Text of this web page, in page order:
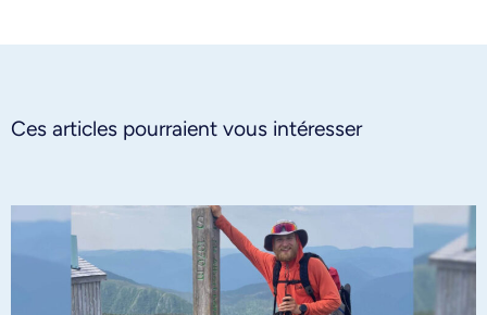
Ces articles pourraient vous intéresser